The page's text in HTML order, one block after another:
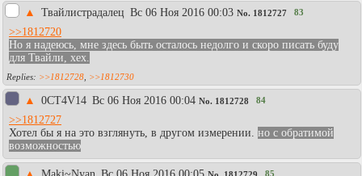
▲ Твайлистрадалец Вc 06 Ноя 2016 00:03 No. 1812727 83
>>1812720
Но я надеюсь, мне здесь быть осталось недолго и скоро писать буду
для Твайли, хех.
>>1812728 >>1812730
▲ 0CT4V14 Вc 06 Ноя 2016 00:04 No. 1812728 84
>>1812727
Хотел бы я на это взглянуть, в другом измерении. но с обратимой
возможностью
85